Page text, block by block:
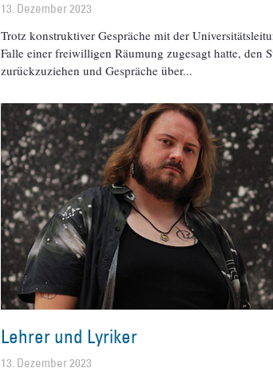
13. Dezember 2023
Trotz konstruktiver Gespräche mit der
Falle einer freiwilligen Räumung zugesagt hatte, den
zurückzuziehen und Gespräche über
Lehrer und Lyriker
13. Dezember 2023